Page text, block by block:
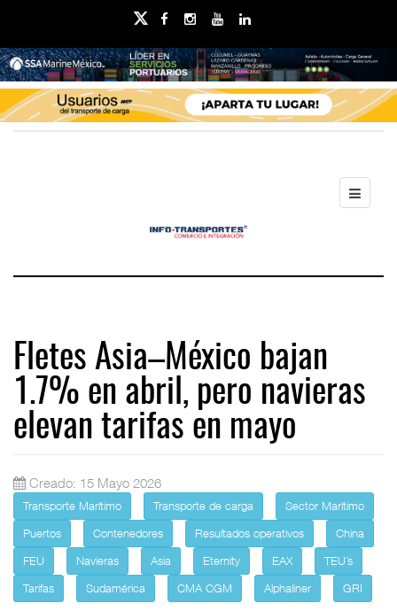
Fletes Asia–México bajan
1.7% en abril, pero navieras
elevan tarifas en mayo
Creado: 15 Mayo 2026
Transporte Marítimo Transporte de carga
Sector Marítimo
Puertos
Contenedores Resultados operativos
China
FEU
Navieras Asia Eternity EAX
TEU´s
Tarifas
Sudamérica CMA CGM Alphaliner GRI